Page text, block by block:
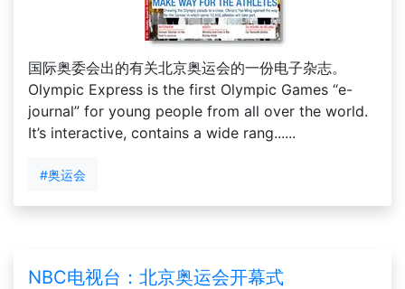
国际奥委会出的有关北京奥运会的一份电子杂志。
Olympic Express is the first Olympic Games “e-
journal” for young people from all over the world.
It’s interactive, contains a wide rang......
#奥运会
NBC电视台：北京奥运会开幕式